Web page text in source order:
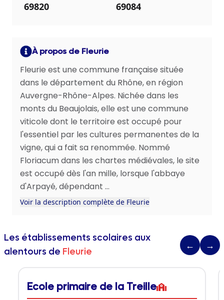
69820 69084
À propos de Fleurie
Fleurie est une commune française située
dans le département du Rhône, en région
Auvergne-Rhône-Alpes. Nichée dans les
monts du Beaujolais, elle est une commune
viticole dont le territoire est occupé pour
l'essentiel par les cultures permanentes de la
vigne, qui a fait sa renommée. Nommé
Floriacum dans les chartes médiévales, le site
est occupé dès l'an mille, lorsque l'abbaye
d'Arpayé, dépendant ...
Voir la description complète de Fleurie
Les établissements scolaires aux
alentours de Fleurie
← →
Ecole primaire de la Treille